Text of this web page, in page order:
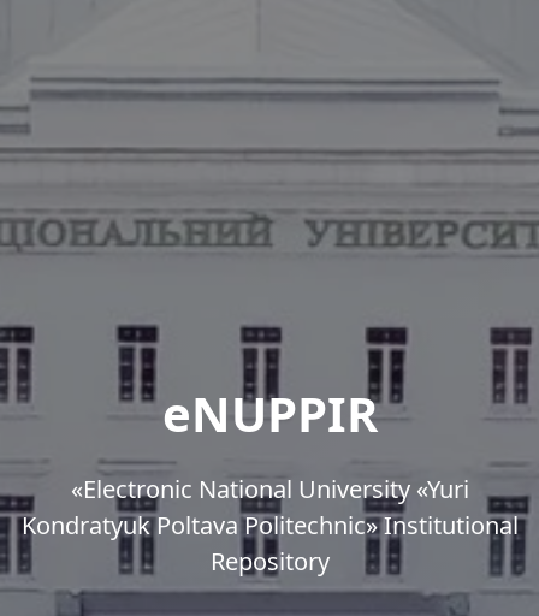
eNUPPIR
«Еlectronic National University «Yuri
Kondratyuk Poltava Politechnic» Institutional
Repository